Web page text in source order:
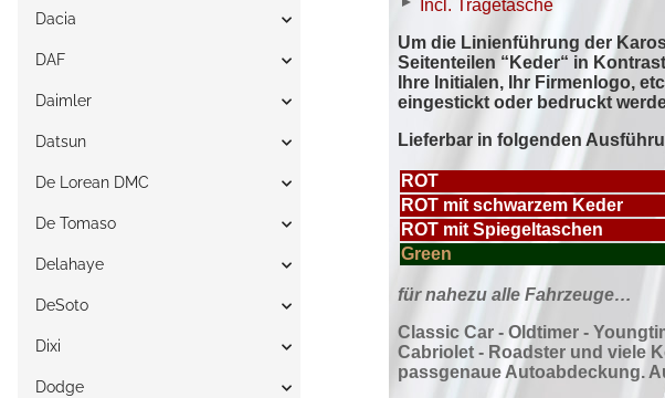
Dacia
DAF
Daimler
Datsun
De Lorean DMC
De Tomaso
Delahaye
DeSoto
Dixi
Dodge